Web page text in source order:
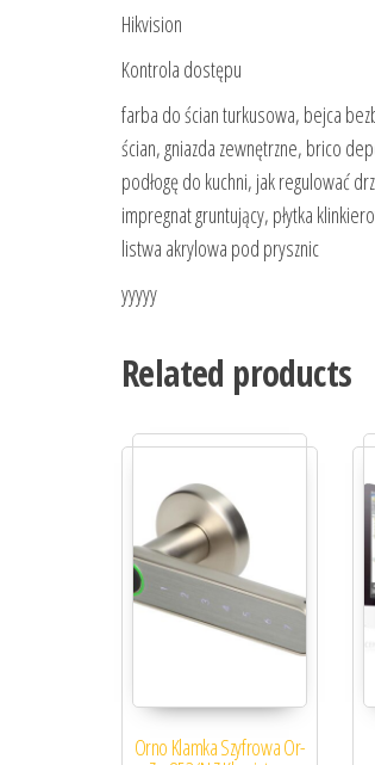
Hikvision
Kontrola dostępu
farba do ścian turkusowa, bejca
ścian, gniazda zewnętrzne, brico
podłogę do kuchni, jak regulować
impregnat gruntujący, płytka
listwa akrylowa pod prysznic
yyyyy
Related products
Orno Klamka Szyfrowa Or-